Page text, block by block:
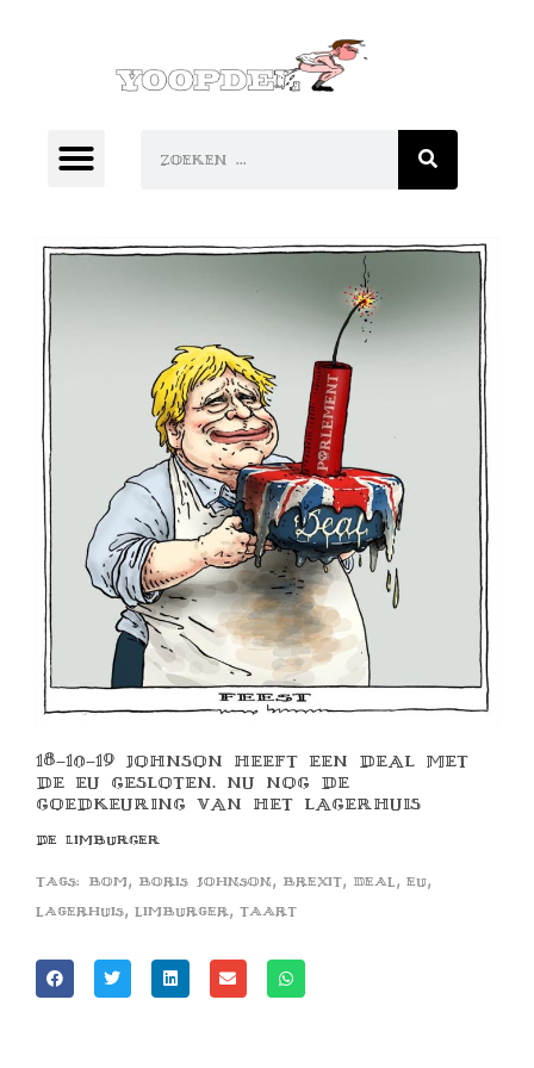
18-10-19 JOHNSON HEEFT EEN DEAL MET
DE EU GESLOTEN. NU NOG DE
GOEDKEURING VAN HET LAGERHUIS
DE LIMBURGER
Tags: bom, boris johnson, brexit, deal, eu,
lagerhuis, limburger, taart